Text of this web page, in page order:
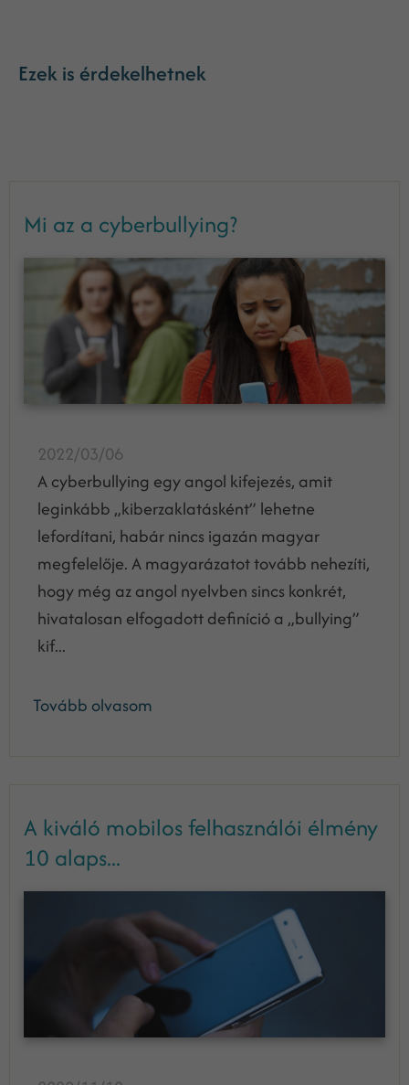
Ezek is érdekelhetnek
Mi az a cyberbullying?
2022/03/06
A cyberbullying egy angol kifejezés, amit
leginkább „kiberzaklatásként” lehetne
lefordítani, habár nincs igazán magyar
megfelelője. A magyarázatot tovább nehezíti,
hogy még az angol nyelvben sincs konkrét,
hivatalosan elfogadott definíció a „bullying”
kif...
Tovább olvasom
A kiváló mobilos felhasználói élmény
10 alaps...